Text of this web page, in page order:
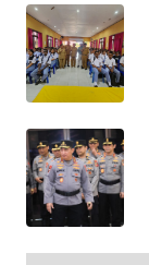
SIDIKALANG
NEWS
SIBARAGAS
METRO
SIANTAR
NEWS